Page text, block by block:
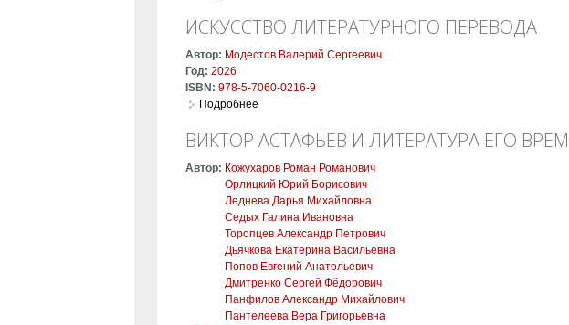
ИСКУССТВО ЛИТЕРАТУРНОГО ПЕРЕВОДА
Автор: Модестов Валерий Сергеевич
Год: 2026
ISBN: 978-5-7060-0216-9
Подробнее
ВИКТОР АСТАФЬЕВ И ЛИТЕРАТУРА ЕГО
Автор: Кожухаров Роман Романович
Орлицкий Юрий Борисович
Леднева Дарья Михайловна
Седых Галина Ивановна
Торопцев Александр Петрович
Дьячкова Екатерина Васильевна
Попов Евгений Анатольевич
Дмитренко Сергей Фёдорович
Панфилов Александр Михайлович
Пантелеева Вера Григорьевна